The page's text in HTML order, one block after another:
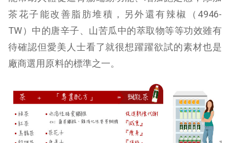
茶花子能改善脂肪堆積，另外還有辣椒（4946-
TW）中的唐辛子、山苦瓜中的萃取物等等功效雖有
待確認但愛美人士看了就很想躍躍欲試的素材也是
廠商選用原料的標準之一。